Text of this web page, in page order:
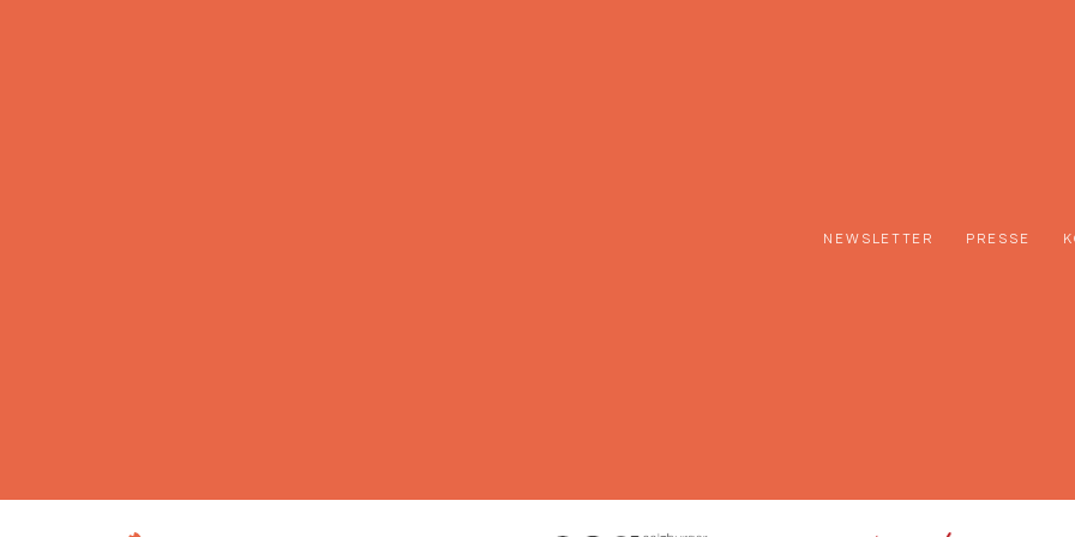
NEWSLETTER PRESSE